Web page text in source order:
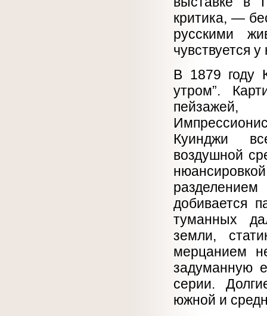
критика, —
русскими
чувствуется
В 1879 году
утром”.
Куинджи
воздушной
добивается
туманных
земли,
мерцанием
задуманную
серии.
южной и